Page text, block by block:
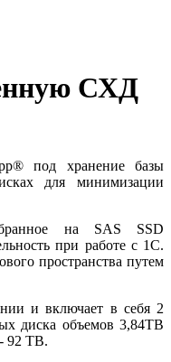
СХД
под хранение базы
для минимизации
на SAS SSD
при работе с 1С.
пространства путем
и включает в себя 2
диска объемов 3,84TB
92 TB.